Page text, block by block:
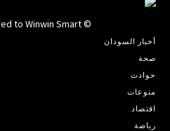
© All rights reserved to Winwin Smart
أخبار السودان
صحة
حوادث
منوعات
اقتصاد
رياضة